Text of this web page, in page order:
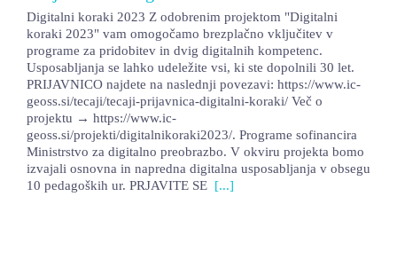
O NAS
VIŠJA ŠOLA
SREDNJA ŠOLA
PROJEKTI
SOCIALNA AKTIVACIJA+
Digitalni koraki 2023 Z odobrenim projektom "Digitalni
koraki 2023" vam omogočamo brezplačno vključitev v
programe za pridobitev in dvig digitalnih kompetenc.
Usposabljanja se lahko udeležite vsi, ki ste dopolnili 30 let.
PRIJAVNICO najdete na naslednji povezavi: https://www.ic-
geoss.si/tecaji/tecaji-prijavnica-digitalni-koraki/ Več o
projektu → https://www.ic-
geoss.si/projekti/digitalnikoraki2023/. Programe sofinancira
Ministrstvo za digitalno preobrazbo. V okviru projekta bomo
izvajali osnovna in napredna digitalna usposabljanja v obsegu
10 pedagoških ur. PRJAVITE SE [...]